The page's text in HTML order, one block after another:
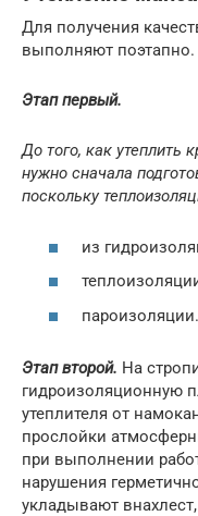
Для получения
выполняют поэтапно.
Этап первый.
До того, как утеплить
нужно сначала
поскольку
из
пароизоляции.
Этап второй. На
гидроизоляционную
утеплителя от
прослойки
при выполнении
нарушения
укладывают